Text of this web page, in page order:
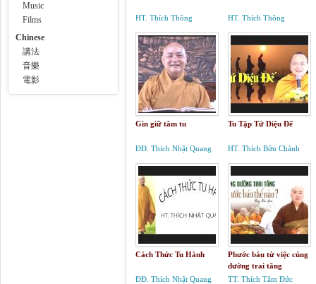
Music
Films
Chinese
講法
音樂
電影
HT. Thích Thông
HT. Thích Thông
Gìn giữ tâm tu
ĐĐ. Thích Nhật Quang
Tu Tập Tứ Diệu Đế
HT. Thích Bửu Chánh
Cách Thức Tu Hành
ĐĐ. Thích Nhật Quang
Phước báu từ việc cúng
dường trai tăng
TT. Thích Tâm Đức